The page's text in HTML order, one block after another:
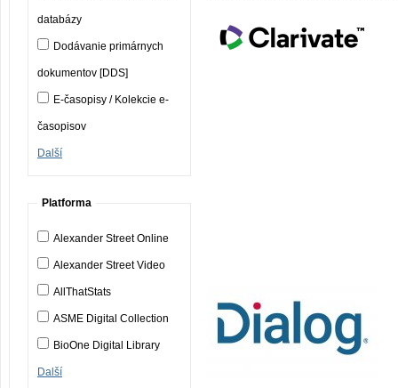
databázy
Dodávanie primárnych
dokumentov [DDS]
E-časopisy / Kolekcie e-
časopisov
Další
Platforma
Alexander Street Online
Alexander Street Video
AllThatStats
ASME Digital Collection
BioOne Digital Library
Další